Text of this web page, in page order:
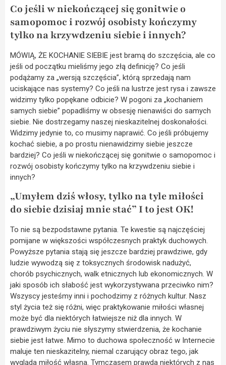
Co jeśli w niekończącej się gonitwie o
samopomoc i rozwój osobisty kończymy
tylko na krzywdzeniu siebie i innych?
MÓWIĄ, ŻE KOCHANIE SIEBIE jest bramą do szczęścia, ale co
jeśli od początku mieliśmy jego złą definicję? Co jeśli
podążamy za „wersją szczęścia”, którą sprzedają nam
uciskające nas systemy? Co jeśli na lustrze jest rysa i zawsze
widzimy tylko popękane odbicie? W pogoni za „kochaniem
samych siebie” popadliśmy w obsesję nienawiści do samych
siebie. Nie dostrzegamy naszej nieskazitelnej doskonałości.
Widzimy jedynie to, co musimy naprawić. Co jeśli próbujemy
kochać siebie, a po prostu nienawidzimy siebie jeszcze
bardziej? Co jeśli w niekończącej się gonitwie o samopomoc i
rozwój osobisty kończymy tylko na krzywdzeniu siebie i
innych?
„Umyłem dziś włosy, tylko na tyle miłości
do siebie dzisiaj mnie stać” I to jest OK!
To nie są bezpodstawne pytania. Te kwestie są najczęściej
pomijane w większości współczesnych praktyk duchowych.
Powyższe pytania stają się jeszcze bardziej prawdziwe, gdy
ludzie wywodzą się z toksycznych środowisk nadużyć,
chorób psychicznych, walk etnicznych lub ekonomicznych. W
jaki sposób ich słabość jest wykorzystywana przeciwko nim?
Wszyscy jesteśmy inni i pochodzimy z różnych kultur. Nasz
styl życia też się różni, więc praktykowanie miłości własnej
może być dla niektórych łatwiejsze niż dla innych. W
prawdziwym życiu nie słyszymy stwierdzenia, że kochanie
siebie jest łatwe. Mimo to duchowa społeczność w Internecie
maluje ten nieskazitelny, niemal czarujący obraz tego, jak
wygląda miłość własna. Tymczasem prawda niektórych z nas